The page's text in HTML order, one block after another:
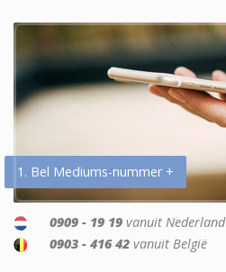
1. Bel Mediums-nummer +
0909 - 19 19 vanuit Nederland
0903 - 416 42 vanuit België